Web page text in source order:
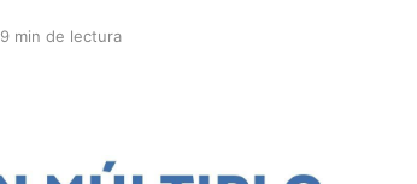
9 min de lectura